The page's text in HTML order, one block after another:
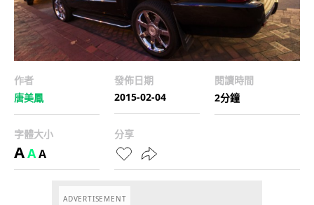
作者
唐美鳳
發佈日期
2015-02-04
閱讀時間
2分鐘
字體大小
AAA
分享
ADVERTISEMENT